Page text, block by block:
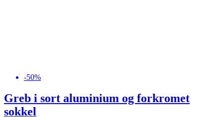
-50%
Greb i sort aluminium og forkromet
sokkel